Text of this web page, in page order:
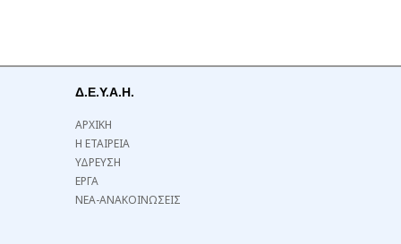
Δ.Ε.Υ.Α.Η.
ΑΡΧΙΚΗ
Η ΕΤΑΙΡΕΙΑ
ΥΔΡΕΥΣΗ
ΕΡΓΑ
ΝΕΑ-ΑΝΑΚΟΙΝΩΣΕΙΣ